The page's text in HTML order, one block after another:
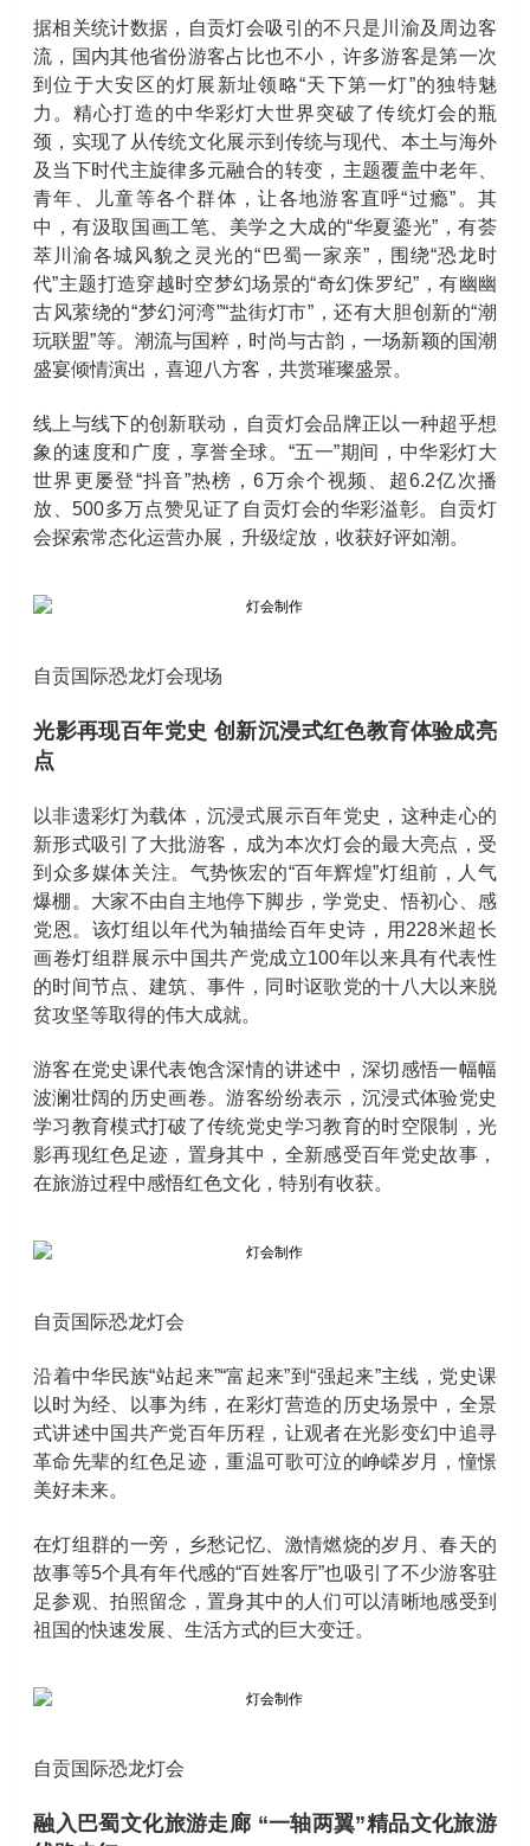
据相关统计数据，自贡灯会吸引的不只是川渝及周边客
流，国内其他省份游客占比也不小，许多游客是第一次
到位于大安区的灯展新址领略“天下第一灯”的独特魅
力。精心打造的中华彩灯大世界突破了传统灯会的瓶
颈，实现了从传统文化展示到传统与现代、本土与海外
及当下时代主旋律多元融合的转变，主题覆盖中老年、
青年、儿童等各个群体，让各地游客直呼“过瘾”。其
中，有汲取国画工笔、美学之大成的“华夏鎏光”，有荟
萃川渝各城风貌之灵光的“巴蜀一家亲”，围绕“恐龙时
代”主题打造穿越时空梦幻场景的“奇幻侏罗纪”，有幽幽
古风萦绕的“梦幻河湾”“盐街灯市”，还有大胆创新的“潮
玩联盟”等。潮流与国粹，时尚与古韵，一场新颖的国潮
盛宴倾情演出，喜迎八方客，共赏璀璨盛景。
线上与线下的创新联动，自贡灯会品牌正以一种超乎想
象的速度和广度，享誉全球。“五一”期间，中华彩灯大
世界更屡登“抖音”热榜，6万余个视频、超6.2亿次播
放、500多万点赞见证了自贡灯会的华彩溢彰。自贡灯
会探索常态化运营办展，升级绽放，收获好评如潮。
自贡国际恐龙灯会现场
光影再现百年党史 创新沉浸式红色教育体验成亮
点
以非遗彩灯为载体，沉浸式展示百年党史，这种走心的
新形式吸引了大批游客，成为本次灯会的最大亮点，受
到众多媒体关注。气势恢宏的“百年辉煌”灯组前，人气
爆棚。大家不由自主地停下脚步，学党史、悟初心、感
党恩。该灯组以年代为轴描绘百年史诗，用228米超长
画卷灯组群展示中国共产党成立100年以来具有代表性
的时间节点、建筑、事件，同时讴歌党的十八大以来脱
贫攻坚等取得的伟大成就。
游客在党史课代表饱含深情的讲述中，深切感悟一幅幅
波澜壮阔的历史画卷。游客纷纷表示，沉浸式体验党史
学习教育模式打破了传统党史学习教育的时空限制，光
影再现红色足迹，置身其中，全新感受百年党史故事，
在旅游过程中感悟红色文化，特别有收获。
自贡国际恐龙灯会
沿着中华民族“站起来”“富起来”到“强起来”主线，党史课
以时为经、以事为纬，在彩灯营造的历史场景中，全景
式讲述中国共产党百年历程，让观者在光影变幻中追寻
革命先辈的红色足迹，重温可歌可泣的峥嵘岁月，憧憬
美好未来。
在灯组群的一旁，乡愁记忆、激情燃烧的岁月、春天的
故事等5个具有年代感的“百姓客厅”也吸引了不少游客驻
足参观、拍照留念，置身其中的人们可以清晰地感受到
祖国的快速发展、生活方式的巨大变迁。
自贡国际恐龙灯会
融入巴蜀文化旅游走廊 “一轴两翼”精品文化旅游